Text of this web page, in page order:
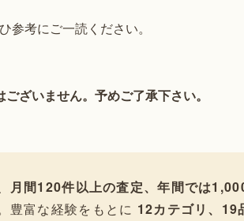
考にご一読ください。
ざいません。予めご了承下さい。
月間120件以上の査定、年間では
豊富な経験をもとに 12カテゴリ、19